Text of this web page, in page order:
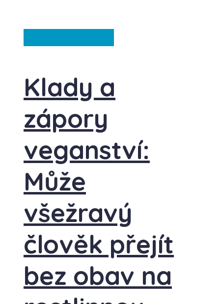
Klady a
zápory
veganství:
Může
všežravý
člověk přejít
bez obav na